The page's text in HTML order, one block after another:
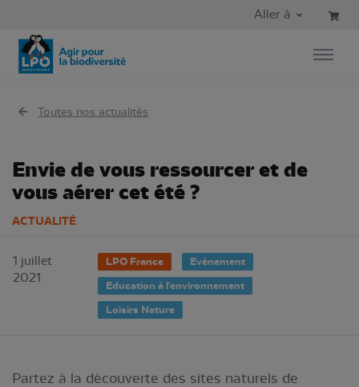
Aller au menu principal
Aller à
Toutes nos actualités
Envie de vous ressourcer et de
vous aérer cet été ?
ACTUALITÉ
1 juillet
2021
LPO France
Evénement
Education à l'environnement
Loisirs Nature
Partez à la découverte des sites naturels de